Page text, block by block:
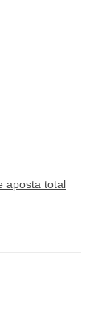
aposta total